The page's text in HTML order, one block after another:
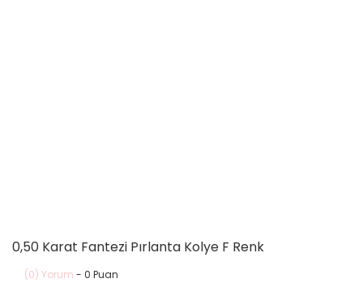
0,50 Karat Fantezi Pırlanta Kolye F Renk
(0) Yorum - 0 Puan